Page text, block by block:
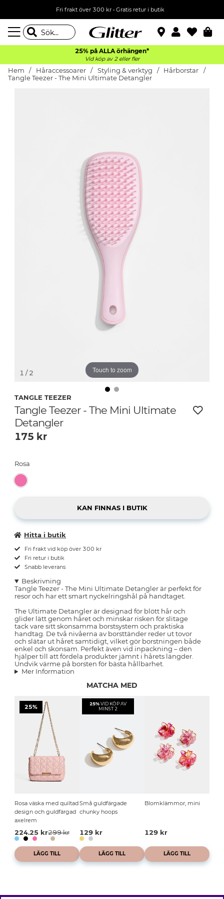
Fri frakt över 300 kr• Gratis retur i butik
25% på ALLA örhängen*
Vid köp av 2 eller fler
Hem Håraccessoarer Styling & verktyg
Hårborstar
Tangle Teezer - The Mini Ultimate Detangler
Touch to zoom
1 / 2
TANGLE TEEZER
Tangle Teezer - The Mini Ultimate
Detangler
175 kr
Rosa
Hitta i butik
Fri frakt vid köp över 300 kr
Fri retur i butik
Snabb leverans
Beskrivning
Tangle Teezer - The Mini Ultimate Detangler är perfekt för
resor och har ett smart nyckelringshål på handtaget.
The Ultimate Detangler är designad för blött hår och
glider lätt genom håret och minskar risken för slitage
tack vare sitt skonsamma borstsystem och praktiska
handtag. De två nivåerna av borsttänder reder ut tovor
och slätar ut håret samtidigt, vilket gör borstningen både
enkel och skonsam. Perfekt även vid inpackning – den
hjälper till att fördela produkter jämnt i hårets längder.
Undvik värme på borsten för bästa hållbarhet.
Mer Information
MATCHA MED
25%
Rosa väska med quiltad
design och guldfärgad
axelrem
224.25 kr299 kr
LÄGG TILL
25% VID KÖP AV
MINST 2
Små guldfärgade
chunky hoops
129 kr
LÄGG TILL
Blomklämmor, mini
129 kr
LÄGG TILL